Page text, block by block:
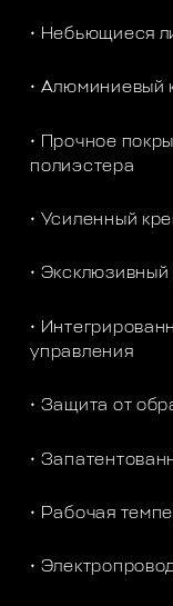
• Небьющиеся
• Алюминиевый
• Прочное
полиэстера
• Усиленный
•
•
управления
• Защита от
•
• Рабочая
•